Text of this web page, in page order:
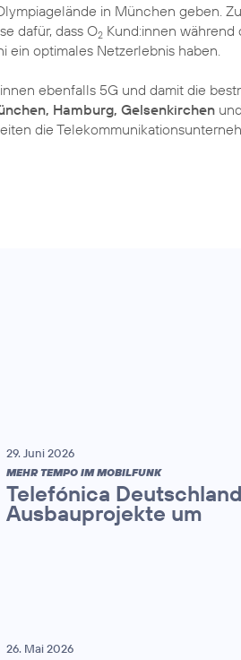
in München geben.
dafür, dass O2 Kund:innen während
ein optimales Netzerlebnis haben.
ebenfalls 5G und damit die
Hamburg, Gelsenkirchen
die
29. Juni 2026
MEHR TEMPO IM MOBILFUNK
Telefónica
Ausbauprojekte um
26. Mai 2026